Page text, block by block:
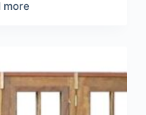
more